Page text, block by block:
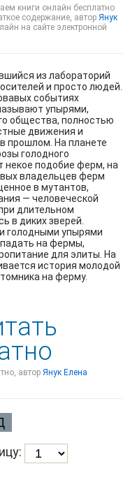
книги онлайн бесплатно
содержание, автор Янук
на сайте электронной
из лабораторий
и просто людей.
событиях
упырями,
общества, полностью
движения и
прошлом. На планете
голодного
некое подобие ферм, на
владельцев ферм
в мутантов,
— человеческой
длительном
в диких зверей.
голодными упырями
на фермы,
для элиты. На
история молодой
на ферму.
автор Янук Елена